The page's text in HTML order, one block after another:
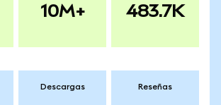
10M+ 483.7K
Descargas Reseñas